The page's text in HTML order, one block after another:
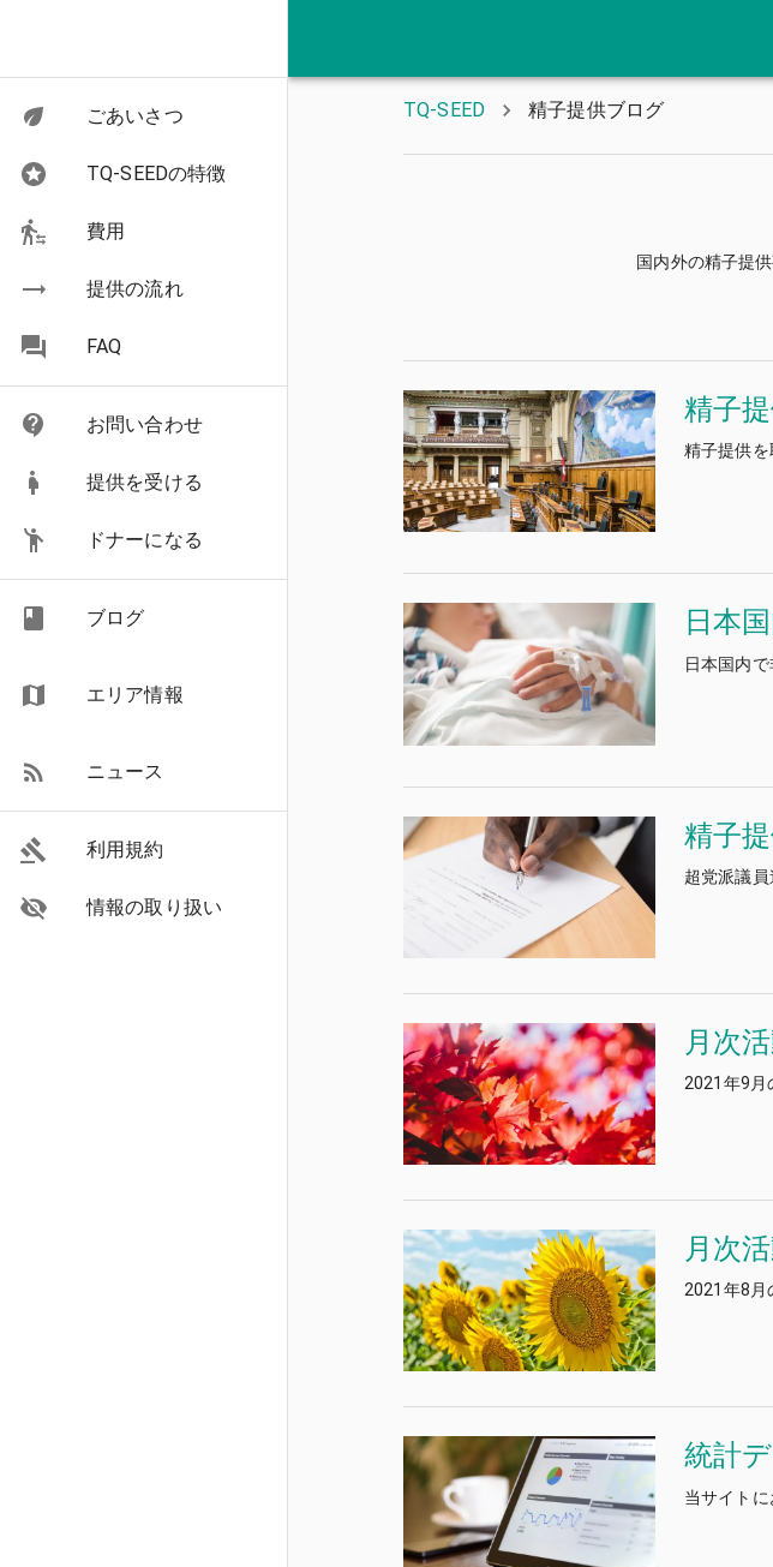
ごあいさつ
TQ-SEEDの特徴
費用
提供の流れ
FAQ
お問い合わせ
提供を受ける
ドナーになる
ブログ
エリア情報
ニュース
利用規約
情報の取り扱い
TQ-SEED 精子提供ブログ
国内外の精子提
精子
精子提供を
日本
日本国内
精子
超党派議
月次
2021年9月
月次
2021年8月
統計
当サイト